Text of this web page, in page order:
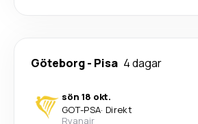
Göteborg- Pisa 4 dagar
sön 18 okt.
GOT-PSA· Direkt
Ryanair